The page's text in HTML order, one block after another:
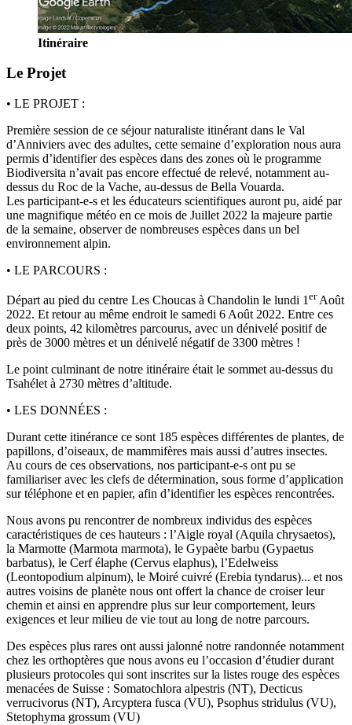
Itinéraire
Le Projet
• LE PROJET :
Première session de ce séjour naturaliste itinérant dans le Val
d’Anniviers avec des adultes, cette semaine d’exploration nous aura
permis d’identifier des espèces dans des zones où le programme
Biodiversita n’avait pas encore effectué de relevé, notamment au-
dessus du Roc de la Vache, au-dessus de Bella Vouarda.
Les participant-e-s et les éducateurs scientifiques auront pu, aidé par
une magnifique météo en ce mois de Juillet 2022 la majeure partie
de la semaine, observer de nombreuses espèces dans un bel
environnement alpin.
• LE PARCOURS :
Départ au pied du centre Les Choucas à Chandolin le lundi 1 erAoût
2022. Et retour au même endroit le samedi 6 Août 2022. Entre ces
deux points, 42 kilomètres parcourus, avec un dénivelé positif de
près de 3000 mètres et un dénivelé négatif de 3300 mètres !
Le point culminant de notre itinéraire était le sommet au-dessus du
Tsahélet à 2730 mètres d’altitude.
• LES DONNÉES :
Durant cette itinérance ce sont 185 espèces différentes de plantes, de
papillons, d’oiseaux, de mammifères mais aussi d’autres insectes.
Au cours de ces observations, nos participant-e-s ont pu se
familiariser avec les clefs de détermination, sous forme d’application
sur téléphone et en papier, afin d’identifier les espèces rencontrées.
Nous avons pu rencontrer de nombreux individus des espèces
caractéristiques de ces hauteurs : l’Aigle royal (Aquila chrysaetos),
la Marmotte (Marmota marmota), le Gypaète barbu (Gypaetus
barbatus), le Cerf élaphe (Cervus elaphus), l’Edelweiss
(Leontopodium alpinum), le Moiré cuivré (Erebia tyndarus)... et nos
autres voisins de planète nous ont offert la chance de croiser leur
chemin et ainsi en apprendre plus sur leur comportement, leurs
exigences et leur milieu de vie tout au long de notre parcours.
Des espèces plus rares ont aussi jalonné notre randonnée notamment
chez les orthoptères que nous avons eu l’occasion d’étudier durant
plusieurs protocoles qui sont inscrites sur la listes rouge des espèces
menacées de Suisse : Somatochlora alpestris (NT), Decticus
verrucivorus (NT), Arcyptera fusca (VU), Psophus stridulus (VU),
Stetophyma grossum (VU)